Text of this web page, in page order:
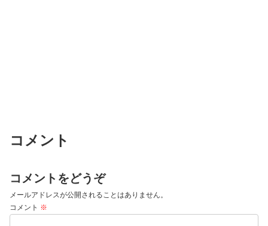
コメント
コメントをどうぞ
メールアドレスが公開されることはありません。
コメント ※